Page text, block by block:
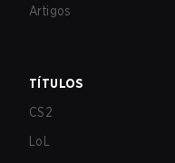
Artigos
TÍTULOS
CS2
LoL